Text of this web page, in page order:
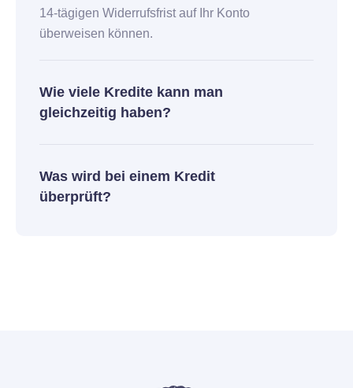
14-tägigen Widerrufsfrist auf Ihr Konto
überweisen können.
Wie viele Kredite kann man
gleichzeitig haben?
Was wird bei einem Kredit
überprüft?